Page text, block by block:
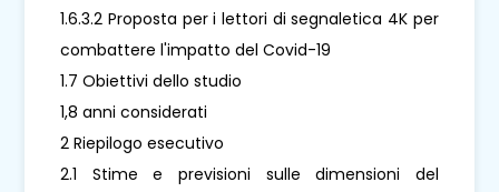
1.6.3.2 Proposta per i lettori di segnaletica 4K per
combattere l'impatto del Covid-19
1.7 Obiettivi dello studio
1,8 anni considerati
2 Riepilogo esecutivo
2.1 Stime e previsioni sulle dimensioni del